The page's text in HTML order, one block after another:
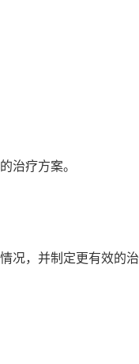
治疗方案。
况，并制定更有效的